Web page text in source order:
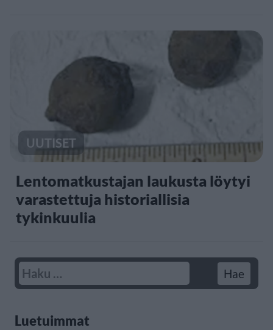
UUTISET
Lentomatkustajan laukusta löytyi
varastettuja historiallisia
tykinkuulia
Luetuimmat